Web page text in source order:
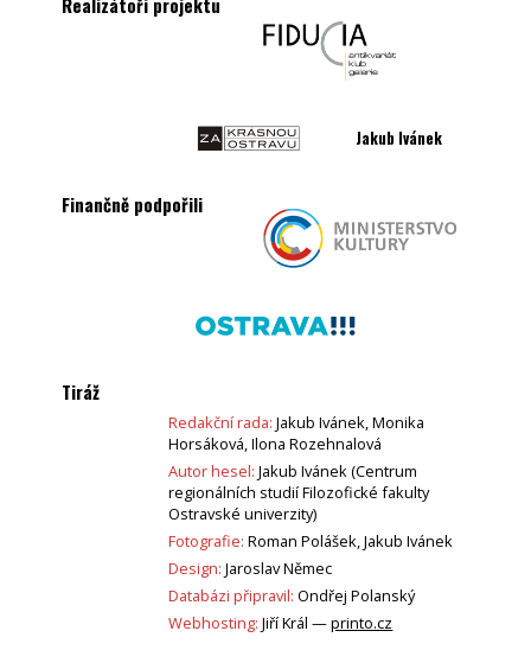
Jakub Ivánek
Finančně podpořili
Tiráž
Redakční rada: Jakub Ivánek, Monika
Horsáková, Ilona Rozehnalová
Autor hesel: Jakub Ivánek (Centrum
regionálních studií Filozofické fakulty
Ostravské univerzity)
Fotografie: Roman Polášek, Jakub Ivánek
Design: Jaroslav Němec
Databázi připravil: Ondřej Polanský
Webhosting: Jiří Král —printo.cz